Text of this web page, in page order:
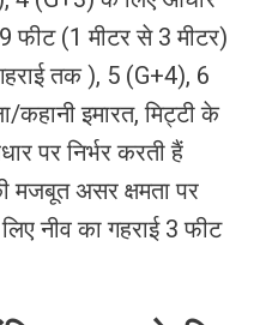
फीट (1 मीटर से 3 मीटर)
तक ), 5 (G+4), 6
इमारत, मिट्टी के
पर निर्भर करती हैं
मजबूत असर क्षमता पर
नीव का गहराई 3 फीट